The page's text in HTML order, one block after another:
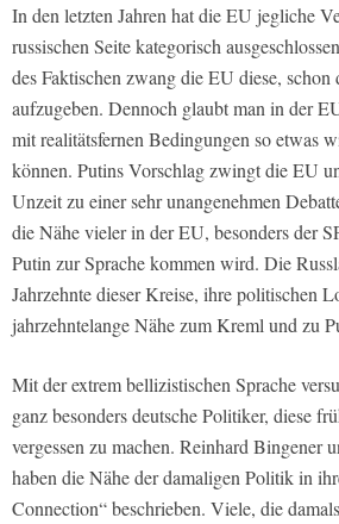
In den letzten Jahren hat die EU jegliche
russischen Seite kategorisch
des Faktischen zwang die EU diese,
aufzugeben. Dennoch glaubt man in der
mit realitätsfernen Bedingungen so etwas
können. Putins Vorschlag zwingt die EU
Unzeit zu einer sehr unangenehmen
die Nähe vieler in der EU, besonders der
Putin zur Sprache kommen wird. Die
Jahrzehnte dieser Kreise, ihre politischen
jahrzehntelange Nähe zum Kreml und zu
Mit der extrem bellizistischen Sprache
ganz besonders deutsche Politiker, diese
vergessen zu machen. Reinhard Bingener
haben die Nähe der damaligen Politik in
Connection“ beschrieben. Viele, die